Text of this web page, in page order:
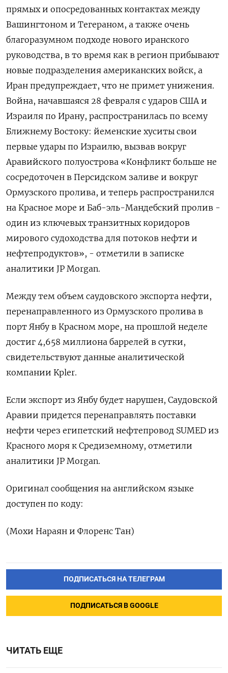
прямых и опосредованных контактах между ​
Вашингтоном и Тегераном, а также очень
благоразумном подходе нового иранского
руководства, ‌в то время как в регион прибывают
новые подразделения американских войск, а
Иран предупреждает, что не примет унижения.
Война, начавшаяся 28 ​февраля с ударов ​США и
‌Израиля по Ирану, распространилась по всему
Ближнему Востоку: йеменские хуситы свои
первые удары по ​Израилю, вызвав вокруг
Аравийского полуострова «Конфликт больше не
сосредоточен в Персидском заливе и вокруг
Ормузского пролива, и теперь распространился
на Красное море и Баб-эль-Мандебский пролив -
один из ключевых транзитных коридоров
мирового судоходства для потоков нефти и
нефтепродуктов», - отметили в записке
аналитики JP Morgan.
Между тем объем саудовского экспорта нефти,
перенаправленного из Ормузского ​пролива в
порт ⁠Янбу в Красном море, на прошлой неделе
достиг 4,658 миллиона баррелей в сутки,
свидетельствуют данные аналитической
‌компании Kpler.
Если экспорт из Янбу будет нарушен, Саудовской
Аравии придется ‌перенаправлять поставки
нефти через египетский нефтепровод SUMED из
Красного моря к Средиземному, ​отметили
аналитики JP Morgan.
Оригинал сообщения на английском языке
доступен ‌по коду:
(Мохи Нараян и Флоренс Тан)
ПОДПИСАТЬСЯ НА ТЕЛЕГРАМ
ПОДПИСАТЬСЯ В GOOGLE
ЧИТАТЬ ЕЩЕ